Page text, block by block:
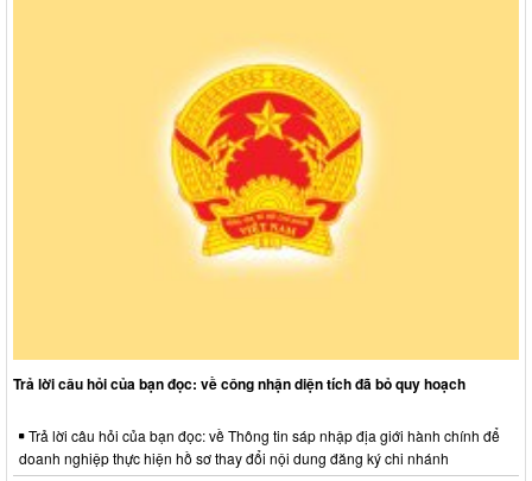
Trả lời câu hỏi của bạn đọc: về công nhận diện tích đã bỏ quy hoạch
Trả lời câu hỏi của bạn đọc: về Thông tin sáp nhập địa giới hành chính để
doanh nghiệp thực hiện hồ sơ thay đổi nội dung đăng ký chi nhánh